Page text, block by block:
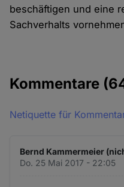
beschäftigen und eine
Sachverhalts
Kommentare
Netiquette für
Bernd Kammermeier
Do. 25 Mai 2017 - 22:05